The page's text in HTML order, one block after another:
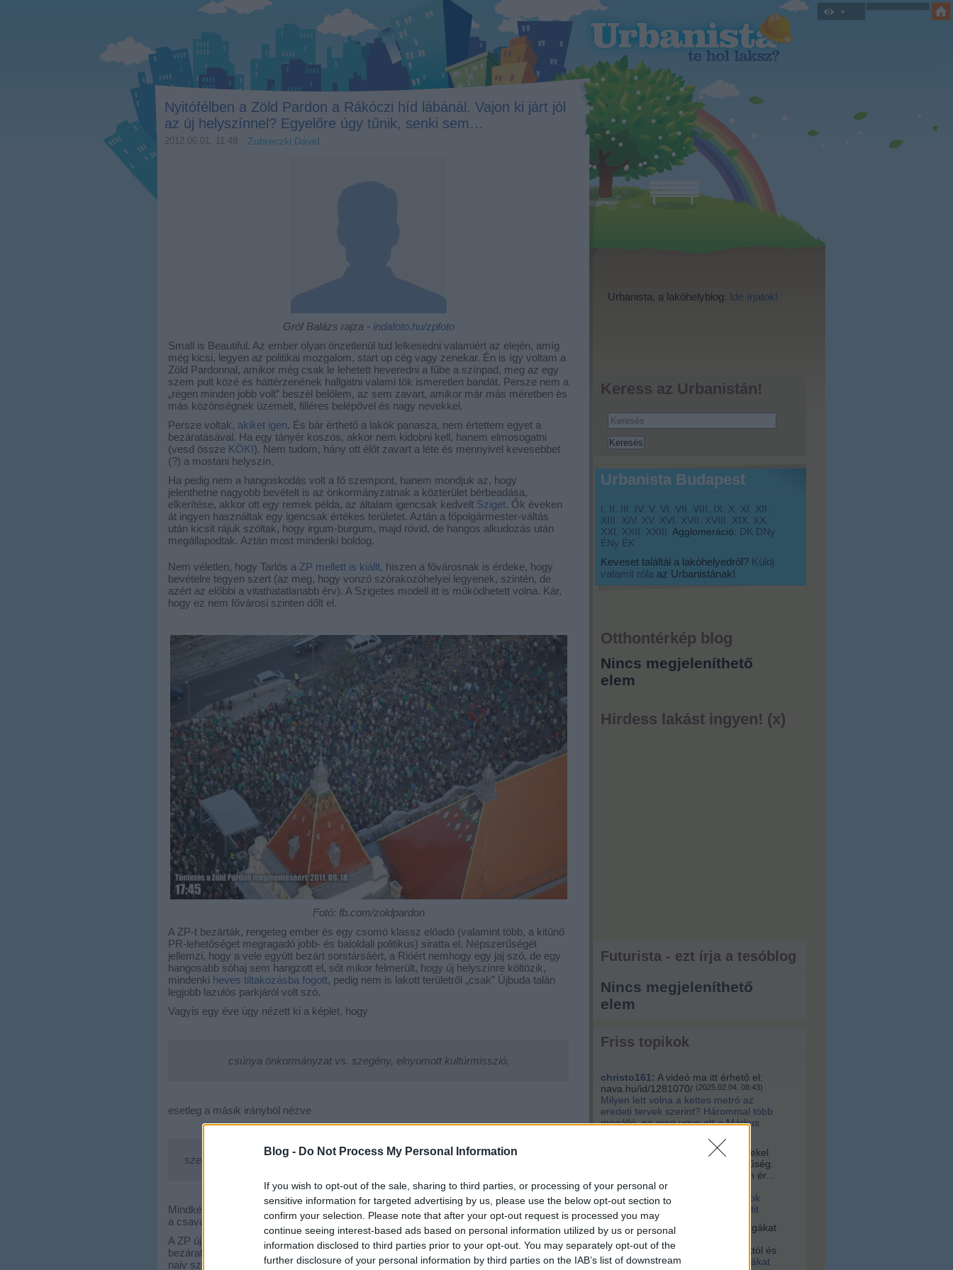
Blog - Do Not Process My Personal Information
If you wish to opt-out of the sale, sharing to third parties, or processing of your personal or
sensitive information for targeted advertising by us, please use the below opt-out section to
confirm your selection. Please note that after your opt-out request is processed you may
continue seeing interest-based ads based on personal information utilized by us or personal
information disclosed to third parties prior to your opt-out. You may separately opt-out of the
further disclosure of your personal information by third parties on the IAB’s list of downstream
Nyitófélben a Zöld Pardon a Rákóczi híd lábánál. Vajon ki járt jól
az új helyszínnel? Egyelőre úgy tűnik, senki sem…
2012.06.01. 11:48 Zubreczki Dávid
Gróf Balázs rajza - indafoto.hu/zpfoto
Small is Beautiful. Az ember olyan önzetlenül tud lelkesedni valamiért az elején, amíg
még kicsi, legyen az politikai mozgalom, start up cég vagy zenekar. Én is így voltam a
Zöld Pardonnal, amikor még csak le lehetett heveredni a fűbe a színpad, meg az egy
szem pult közé és háttérzenének hallgatni valami tök ismeretlen bandát. Persze nem a
„régen minden jobb volt” beszél belőlem, az sem zavart, amikor már más méretben és
más közönségnek üzemelt, filléres belépővel és nagy nevekkel.
Persze voltak, akiket igen. És bár érthető a lakók panasza, nem értettem egyet a
bezáratásával. Ha egy tányér koszos, akkor nem kidobni kell, hanem elmosogatni
(vesd össze KÖKI). Nem tudom, hány ott élőt zavart a léte és mennyivel kevesebbet
(?) a mostani helyszín.
Ha pedig nem a hangoskodás volt a fő szempont, hanem mondjuk az, hogy
jelenthetne nagyobb bevételt is az önkormányzatnak a közterület bérbeadása,
elkerítése, akkor ott egy remek példa, az általam igencsak kedvelt Sziget. Ők éveken
át ingyen használtak egy igencsak értékes területet. Aztán a főpolgármester-váltás
után kicsit rájuk szóltak, hogy irgum-burgum, majd rövid, de hangos alkudozás után
megállapodtak. Aztán most mindenki boldog.
Nem véletlen, hogy Tarlós a ZP mellett is kiállt, hiszen a fővárosnak is érdeke, hogy
bevételre tegyen szert (az meg, hogy vonzó szórakozóhelyei legyenek, szintén, de
azért az előbbi a vitathatatlanabb érv). A Szigetes modell itt is működhetett volna. Kár,
hogy ez nem fővárosi szinten dőlt el.
Fotó: fb.com/zoldpardon
A ZP-t bezárták, rengeteg ember és egy csomó klassz előadó (valamint több, a kitűnő
PR-lehetőséget megragadó jobb- és baloldali politikus) siratta el. Népszerűségét
jellemzi, hogy a vele együtt bezárt sorstársáért, a Rióért nemhogy egy jaj szó, de egy
hangosabb sóhaj sem hangzott el, sőt mikor felmerült, hogy új helyszínre költözik,
mindenki heves tiltakozásba fogott, pedig nem is lakott területről „csak” Újbuda talán
legjobb lazulós parkjáról volt szó.
Vagyis egy éve úgy nézett ki a képlet, hogy
csúnya önkormányzat vs. szegény, elnyomott kultúrmisszió,
esetleg a másik irányból nézve
szegény kisgyermekes, pihenni vágyó családok vs. bunkó részeg randalírozók.
Mindkét képlet logikus, egyszerű, bárhol a világon értelmezhető. Igen ám, de most jön
a csavar!
A ZP újra kinyitott (vagy mi), mégpedig abban a kerületben, amelyik olyan csúnyán
bezáratta, ráadásul alig néhány száz méterre az előző helyszíntől. Mi van? Ha nagyon
naiv szeretnék lenni (és azért az mindig egyszerűbb), akkor ezzela cserével
Urbanista, a lakóhelyblog. Ide írjatok!
Keress az Urbanistán!
Urbanista Budapest
I. II. III. IV. V. VI. VII. VIII. IX. X. XI.
XII.
XIII.
XIV. XV. XVI. XVII. XVIII. XIX.
XX.
XXI.
XXII. XXIII. Agglomeráció: DK DNy
ÉNy ÉK
Keveset találtál a lakóhelyedről? Küldj
valamit róla az Urbanistának!
Otthontérkép blog
Nincs megjeleníthető
elem
Hirdess lakást ingyen! (x)
Futurista - ezt írja a tesóblog
Nincs megjeleníthető
elem
Friss topikok
christo161: A videó ma itt érhető el:
nava.hu/id/1281070/ (2025.02.04. 08:43)
Milyen lett volna a kettes metró az
eredeti tervek szerint? Hárommal több
megálló, na meg ugye ott a Márkus
Sziasztok! Nagyon érdekel
engem is az építészet és korszerűség.
Éppen valamelyik nap egy nagyon ér...
(2021.04.16. 10:56)
szentpétervári Müpáról. Ugyanazok
tervezik és építik, mint a budapestit
király vagyok:A négerek rabszolgákat
nem befogták Afrikában, hanem
pénzért vették az ottani uralkodóktól és
kere...(2021.03.03. 23:36
Rabszolgákat